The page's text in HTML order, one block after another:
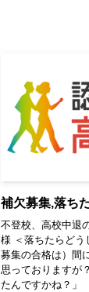
補欠募集,落ち
不登校、高校中退
様 ＜落ちたらど
募集の合格は）間
思っておりますが
たんですかね？